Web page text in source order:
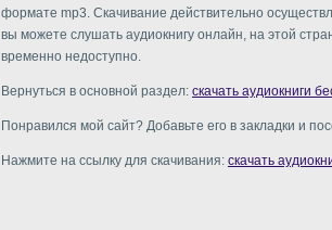
формате mp3. Скачивание действительно
вы можете слушать аудиокнигу онлайн, на этой
временно недоступно.
Вернуться в основной раздел: скачать аудиокниги
Понравился мой сайт? Добавьте его в закладки и
Нажмите на ссылку для скачивания: скачать